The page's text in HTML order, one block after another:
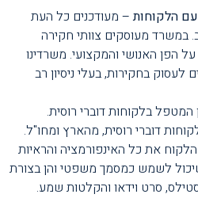
הלקוחות– מעודכנים כל העת
מעוסקים צוותי חקירה
הפן האנושי והמקצועי. משרדינו
בחקירות, בעלי ניסיון רב
המטפל בלקוחות דוברי רוסית.
דוברי רוסית, מהארץ ומחו"ל.
את כל האינפורמציה והראיות
לשמש כמסמך משפטי והן בצורת
סרט וידאו והקלטות שמע.